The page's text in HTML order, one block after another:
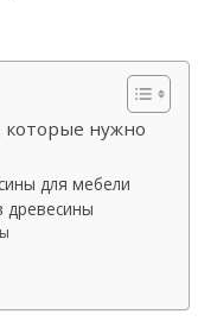
нужно
для мебели
древесины